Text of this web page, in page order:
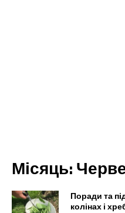
Місяць:
Поради та
колінах і